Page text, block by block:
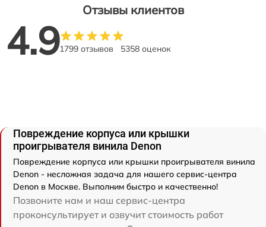
Отзывы клиентов
4.91799 отзывов 5358 оценок
Повреждение корпуса или крышки
проигрывателя винила Denon
Повреждение корпуса или крышки проигрывателя винила
Denon - несложная задача для нашего сервис-центра
Denon в Москве. Выполним быстро и качественно!
Позвоните нам и наш сервис-центра
проконсультирует и озвучит стоимость работ